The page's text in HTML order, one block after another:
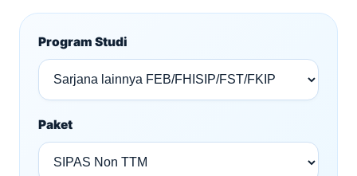
Program Studi
Paket